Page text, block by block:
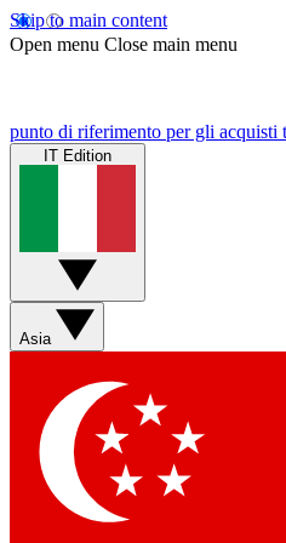
Skip to main content
Open menu Close main menu
punto di riferimento per gli acquisti
IT Edition
Asia